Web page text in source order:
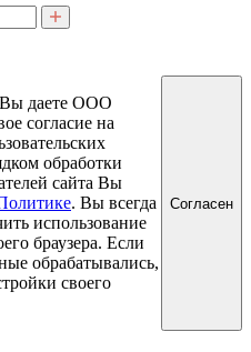
Вы даете ООО
согласие на
обработки
сайта Вы
. Вы всегда
использование
браузера. Если
обрабатывались,
своего
Согласен